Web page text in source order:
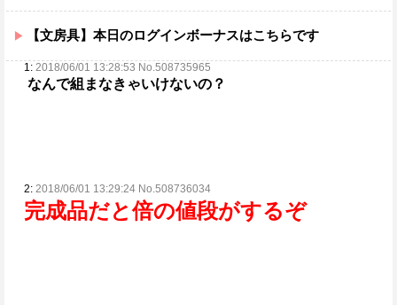
【文房具】本日のログインボーナスはこちらです
1: 2018/06/01 13:28:53 No.508735965
なんで組まなきゃいけないの？
2: 2018/06/01 13:29:24 No.508736034
完成品だと倍の値段がするぞ